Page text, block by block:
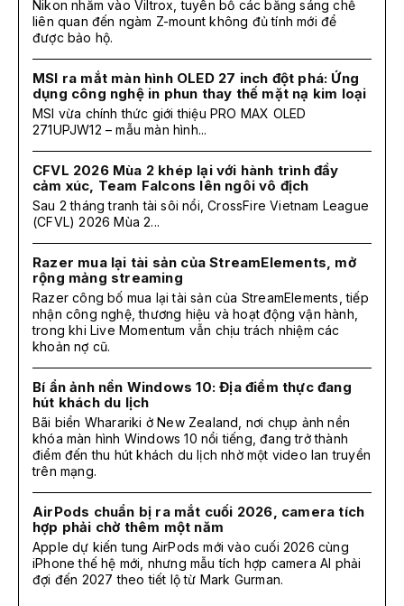
Nikon nhắm vào Viltrox, tuyên bố các bằng sáng chế
liên quan đến ngàm Z-mount không đủ tính mới để
được bảo hộ.
MSI ra mắt màn hình OLED 27 inch đột phá: Ứng
dụng công nghệ in phun thay thế mặt nạ kim loại
MSI vừa chính thức giới thiệu PRO MAX OLED
271UPJW12 – mẫu màn hình...
CFVL 2026 Mùa 2 khép lại với hành trình đầy
cảm xúc, Team Falcons lên ngôi vô địch
Sau 2 tháng tranh tài sôi nổi, CrossFire Vietnam League
(CFVL) 2026 Mùa 2...
Razer mua lại tài sản của StreamElements, mở
rộng mảng streaming
Razer công bố mua lại tài sản của StreamElements, tiếp
nhận công nghệ, thương hiệu và hoạt động vận hành,
trong khi Live Momentum vẫn chịu trách nhiệm các
khoản nợ cũ.
Bí ẩn ảnh nền Windows 10: Địa điểm thực đang
hút khách du lịch
Bãi biển Wharariki ở New Zealand, nơi chụp ảnh nền
khóa màn hình Windows 10 nổi tiếng, đang trở thành
điểm đến thu hút khách du lịch nhờ một video lan truyền
trên mạng.
AirPods chuẩn bị ra mắt cuối 2026, camera tích
hợp phải chờ thêm một năm
Apple dự kiến tung AirPods mới vào cuối 2026 cùng
iPhone thế hệ mới, nhưng mẫu tích hợp camera AI phải
đợi đến 2027 theo tiết lộ từ Mark Gurman.